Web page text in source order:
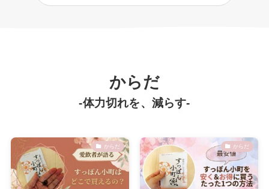
からだ
-体力切れを、減らす-
からだ からだ